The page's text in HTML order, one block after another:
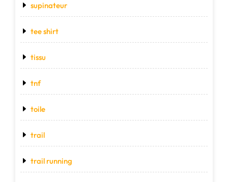
supinateur
tee shirt
tissu
tnf
toile
trail
trail running